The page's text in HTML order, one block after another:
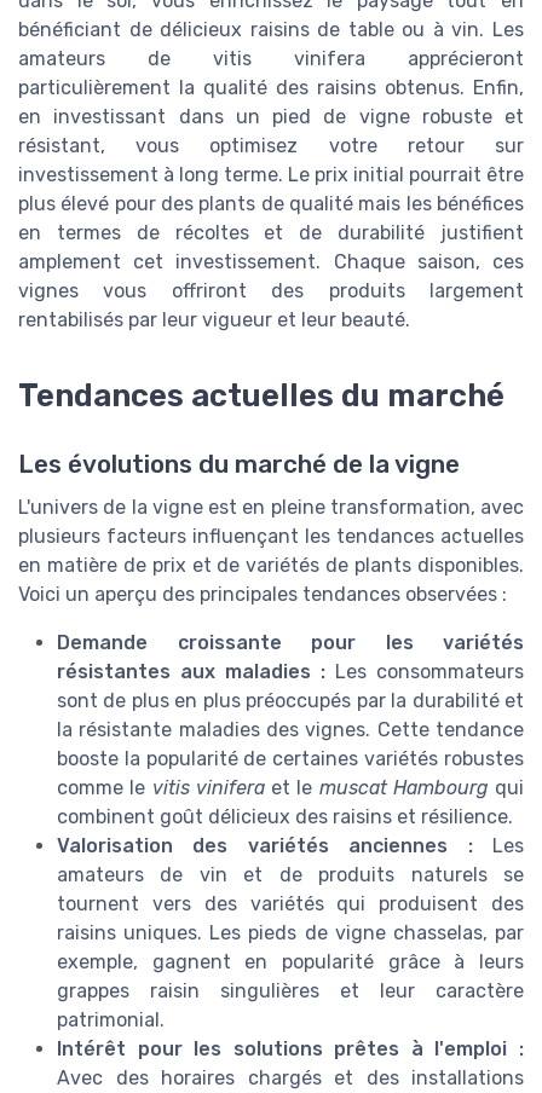
bénéficiant de délicieux raisins de table ou à vin. Les
amateurs de vitis vinifera apprécieront
particulièrement la qualité des raisins obtenus. Enfin,
en investissant dans un pied de vigne robuste et
résistant, vous optimisez votre retour sur
investissement à long terme. Le prix initial pourrait être
plus élevé pour des plants de qualité mais les bénéfices
en termes de récoltes et de durabilité justifient
amplement cet investissement. Chaque saison, ces
vignes vous offriront des produits largement
rentabilisés par leur vigueur et leur beauté.
Tendances actuelles du marché
Les évolutions du marché de la vigne
L'univers de la vigne est en pleine transformation, avec
plusieurs facteurs influençant les tendances actuelles
en matière de prix et de variétés de plants disponibles.
Voici un aperçu des principales tendances observées :
Demande croissante pour les variétés
résistantes aux maladies : Les consommateurs
sont de plus en plus préoccupés par la durabilité et
la résistante maladies des vignes. Cette tendance
booste la popularité de certaines variétés robustes
comme le vitis viniferaet le muscat Hambourg qui
combinent goût délicieux des raisins et résilience.
Valorisation des variétés anciennes :Les
amateurs de vin et de produits naturels se
tournent vers des variétés qui produisent des
raisins uniques. Les pieds de vigne chasselas, par
exemple, gagnent en popularité grâce à leurs
grappes raisin singulières et leur caractère
patrimonial.
Intérêt pour les solutions prêtes à l'emploi :
Avec des horaires chargés et des installations